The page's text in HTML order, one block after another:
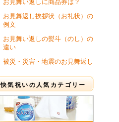
お見舞い返しに商品券は？
お見舞返し挨拶状（お礼状）の
例文
お見舞い返しの熨斗（のし）の
違い
被災・災害・地震のお見舞返し
快気祝いの人気カテゴリー